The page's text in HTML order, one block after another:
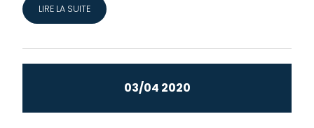
LIRE LA SUITE
03/04 2020